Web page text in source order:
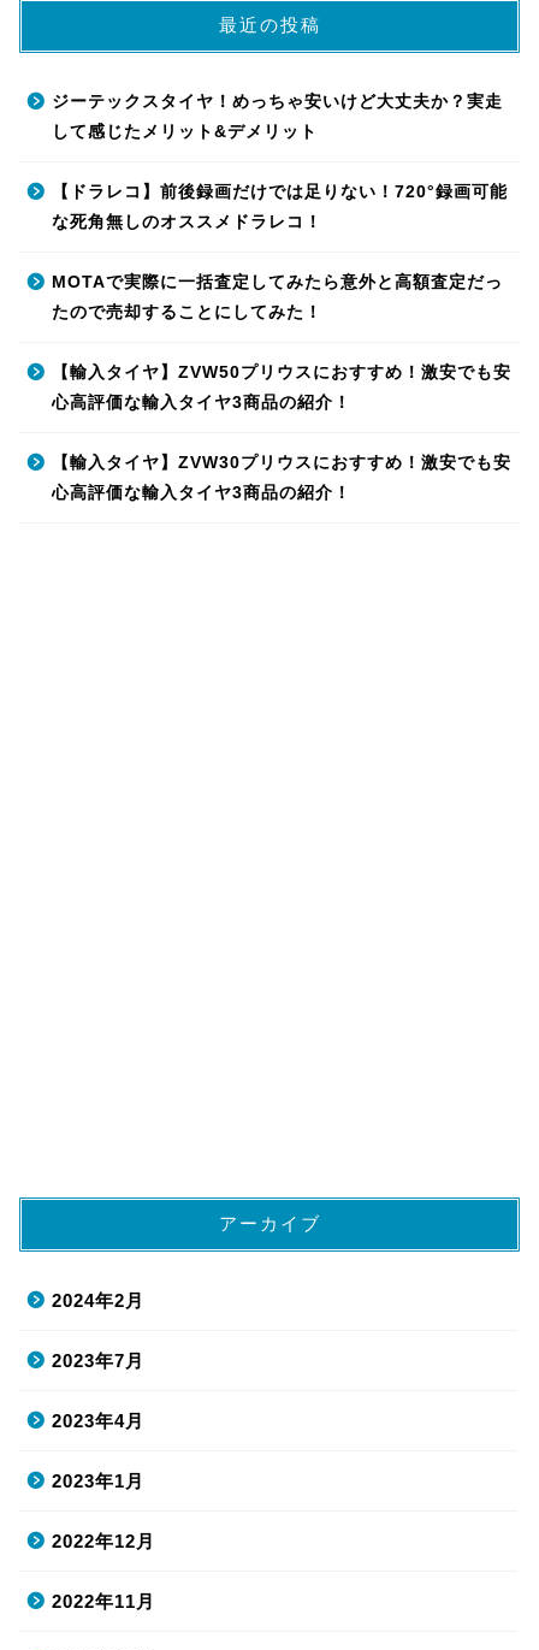
最近の投稿
ジーテックスタイヤ！めっちゃ安いけど大丈夫か？実走
して感じたメリット&デメリット
【ドラレコ】前後録画だけでは足りない！720°録画可能
な死角無しのオススメドラレコ！
MOTAで実際に一括査定してみたら意外と高額査定だっ
たので売却することにしてみた！
【輸入タイヤ】ZVW50プリウスにおすすめ！激安でも安
心高評価な輸入タイヤ3商品の紹介！
【輸入タイヤ】ZVW30プリウスにおすすめ！激安でも安
心高評価な輸入タイヤ3商品の紹介！
アーカイブ
2024年2月
2023年7月
2023年4月
2023年1月
2022年12月
2022年11月